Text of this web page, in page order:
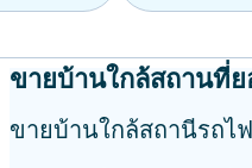
ขายบ้านใกล้สถานที่
ขายบ้านใกล้สถานีรถไ